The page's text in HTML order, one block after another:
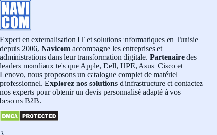
Expert en externalisation IT et solutions informatiques en Tunisie
depuis 2006, Navicom accompagne les entreprises et
administrations dans leur transformation digitale. Partenaire des
leaders mondiaux tels que Apple, Dell, HPE, Asus, Cisco et
Lenovo, nous proposons un catalogue complet de matériel
professionnel. Explorez nos solutions d'infrastructure et contactez
nos experts pour obtenir un devis personnalisé adapté à vos
besoins B2B.